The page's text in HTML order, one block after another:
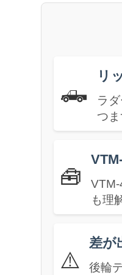
🛻
リ
ラ
つ
🧰
も理
⚠️
差が
後輪